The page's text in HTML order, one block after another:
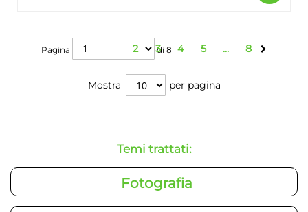
Pagina
Pagina di 8
Pagina
2 Pagina
3 Pagina
4 Pagina
5 ... Pagina
8
Mostra per pagina
Temi trattati:
Fotografia